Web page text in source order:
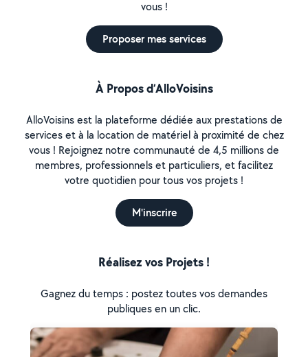
vous !
Proposer mes services
À Propos d’AlloVoisins
AlloVoisins est la plateforme dédiée aux prestations de
services et à la location de matériel à proximité de chez
vous ! Rejoignez notre communauté de 4,5 millions de
membres, professionnels et particuliers, et facilitez
votre quotidien pour tous vos projets !
M'inscrire
Réalisez vos Projets !
Gagnez du temps : postez toutes vos demandes
publiques en un clic.